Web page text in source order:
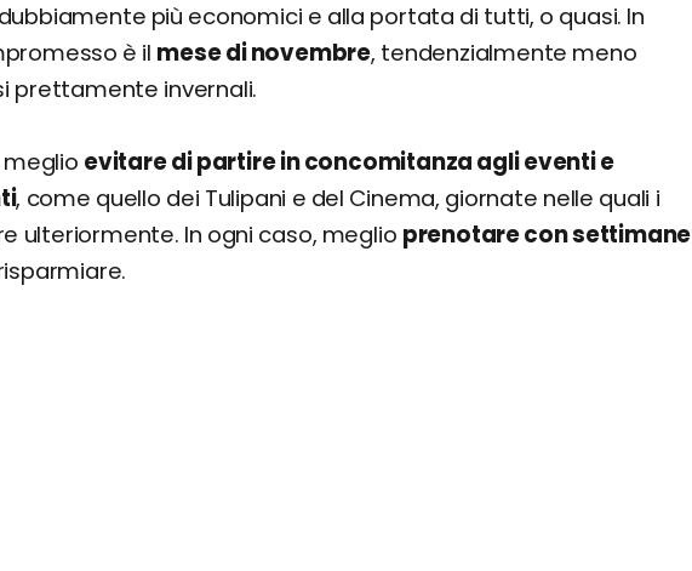
più economici e alla portata di tutti, o quasi. In
è il mese di novembre, tendenzialmente meno
prettamente invernali.
evitare di partire in concomitanza agli eventi e
, come quello dei Tulipani e del Cinema, giornate nelle quali i
ulteriormente. In ogni caso, meglio prenotare con settimane